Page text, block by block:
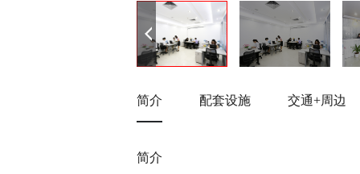
简介 配套设施 交通+周边
简介